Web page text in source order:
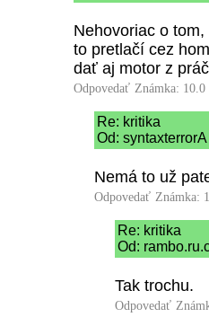
Nehovoriac o
to pretlačí cez
dať aj motor z
Odpovedať Známka: 10.0
Re: kritika
Od:
Nemá to už
Odpovedať Známka:
Re: kritika
Od:
Tak trochu.
Odpovedať